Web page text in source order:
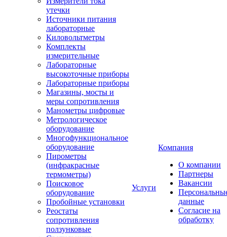
утечки
Источники питания
лабораторные
Киловольтметры
Комплекты
измерительные
Лабораторные
высокоточные приборы
Лабораторные приборы
Магазины, мосты и
меры сопротивления
Манометры цифровые
Метрологическое
оборудование
Многофункциональное
оборудование
Пирометры
(инфракрасные
термометры)
Поисковое
оборудование
Пробойные установки
Реостаты
сопротивления
ползунковые
Услуги
Компания
О компании
Партнеры
Вакансии
данные
Согласие на
обработку